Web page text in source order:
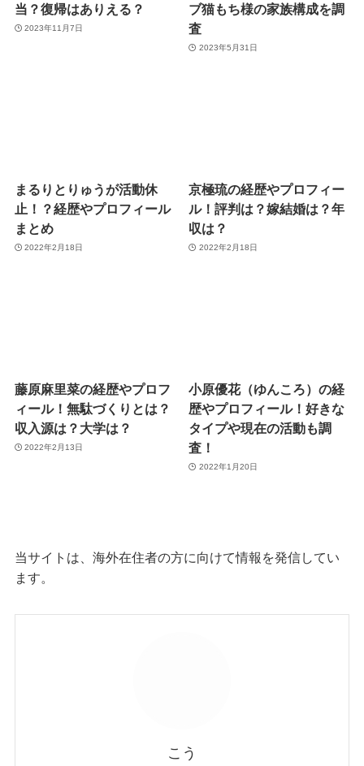
当？復帰はありえる？
2023年11月7日
ブ猫もち様の家族構成を調
査
2023年5月31日
まるりとりゅうが活動休
止！？経歴やプロフィール
まとめ
2022年2月18日
京極琉の経歴やプロフィー
ル！評判は？嫁結婚は？年
収は？
2022年2月18日
藤原麻里菜の経歴やプロフ
ィール！無駄づくりとは？
収入源は？大学は？
2022年2月13日
小原優花（ゆんころ）の経
歴やプロフィール！好きな
タイプや現在の活動も調
査！
2022年1月20日
当サイトは、海外在住者の方に向けて情報を発信してい
ます。
こう